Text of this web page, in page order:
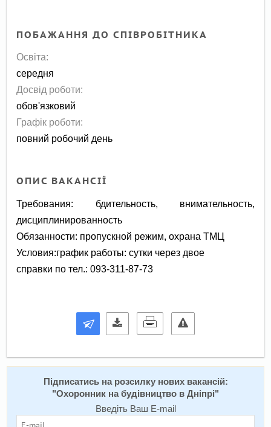
ПОБАЖАННЯ ДО СПІВРОБІТНИКА
Освіта:
середня
Досвід роботи:
обов'язковий
Графік роботи:
повний робочий день
ОПИС ВАКАНСІЇ
Требования: бдительность, внимательность,
дисциплинированность
Обязанности: пропускной режим, охрана ТМЦ
Условия:график работы: сутки через двое
справки по тел.: 093-311-87-73
Підписатись на розсилку нових вакансій:
"Охоронник на будівництво в Дніпрі"
Введіть Ваш E-mail